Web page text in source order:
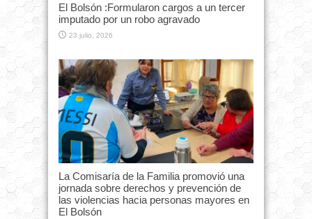
El Bolsón :Formularon cargos a un tercer
imputado por un robo agravado
23 julio, 2026
La Comisaría de la Familia promovió una
jornada sobre derechos y prevención de
las violencias hacia personas mayores en
El Bolsón